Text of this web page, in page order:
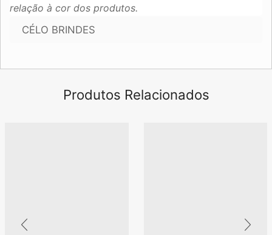
relação à cor dos produtos.
CÉLO BRINDES
Produtos Relacionados